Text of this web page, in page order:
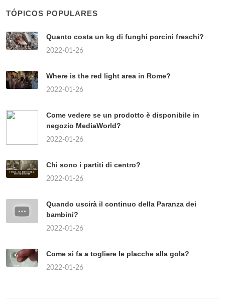
TÓPICOS POPULARES
Quanto costa un kg di funghi porcini freschi?
2022-01-26
Where is the red light area in Rome?
2022-01-26
Come vedere se un prodotto è disponibile in
negozio MediaWorld?
2022-01-26
Chi sono i partiti di centro?
2022-01-26
Quando uscirà il continuo della Paranza dei
bambini?
2022-01-26
Come si fa a togliere le placche alla gola?
2022-01-26